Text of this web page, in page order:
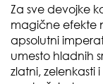
Za sve devojke
magične efekte
apsolutni
umesto hladnih
zlatni, zelenkasti